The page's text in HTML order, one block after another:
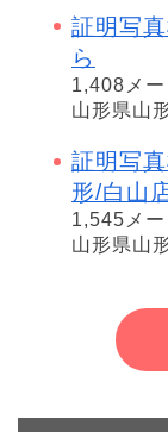
証明写
ら
1,408メ
山形県山
証明写
形/白山
1,545メ
山形県山